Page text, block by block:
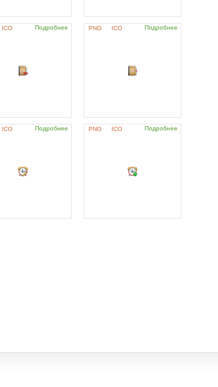
ICO Подробнее PNG ICO Подробнее
ICO Подробнее PNG ICO Подробнее